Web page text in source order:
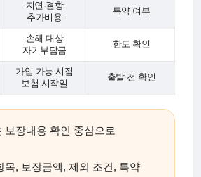
지연·결항
추가비용
특약 여부
손해 대상
자기부담금
한도 확인
가입 가능 시점
보험 시작일
출발 전 확인
보장내용 확인 중심으로
목, 보장금액, 제외 조건, 특약